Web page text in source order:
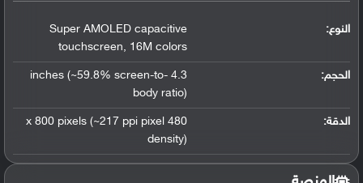
النوع:
Super AMOLED capacitive
touchscreen, 16M colors
الحجم:
4.3 inches (~59.8% screen-to-
body ratio)
الدقة:
480 x 800 pixels (~217 ppi pixel
density)